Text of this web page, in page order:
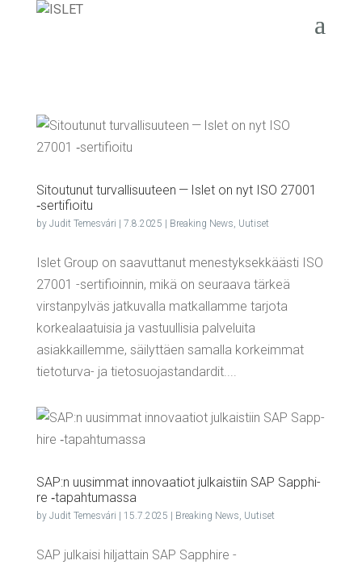
Sitou­tu­nut tur­val­li­suu­teen — Islet on nyt ISO 27001
‑ser­ti­fioi­tu
by Judit Temesvári 7.8.2025 Breaking News, Uutiset
Islet Group on saavuttanut menestyksekkäästi ISO
27001 -sertifioinnin, mikä on seuraava tärkeä
virstanpylväs jatkuvalla matkallamme tarjota
korkealaatuisia ja vastuullisia palveluita
asiakkaillemme, säilyttäen samalla korkeimmat
tietoturva- ja tietosuojastandardit....
SAP:n uusim­mat inno­vaa­tiot jul­kais­tiin SAP Sapp­hi­
re ‑tapah­tu­mas­sa
by Judit Temesvári 15.7.2025 Breaking News, Uutiset
SAP julkaisi hiljattain SAP Sapphire -